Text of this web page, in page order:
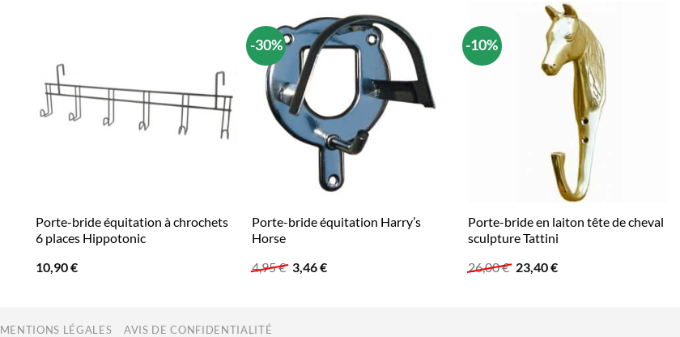
Porte-bride équitation à chrochets
6 places Hippotonic
10,90€
-30%
Porte-bride équitation Harry’s
Horse
4,95€ Le
prix
3,46€Le
-10%
Porte-bride en laiton tête de cheval
sculpture Tattini
26,00€ Le
prix
23,40€Le
MENTIONS LÉGALES AVIS DE CONFIDENTIALITÉ